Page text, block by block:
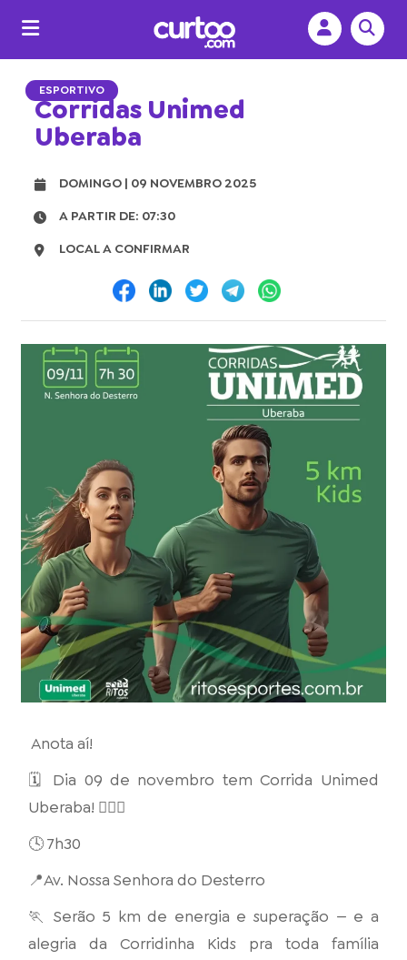
ESPORTIVO
Corridas Unimed
Uberaba
DOMINGO | 09 NOVEMBRO 2025
A PARTIR DE: 07:30
LOCAL A CONFIRMAR
Anota aí!
🗓 Dia 09 de novembro tem Corrida Unimed
Uberaba! 🏃‍♂️✨
🕓 7h30
📍Av. Nossa Senhora do Desterro
🏃 Serão 5 km de energia e superação — e a
alegria da Corridinha Kids pra toda família